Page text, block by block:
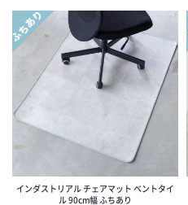
ふちあり
インダストリアル チェアマット ベントタイ
ル 90cm幅 ふちあり